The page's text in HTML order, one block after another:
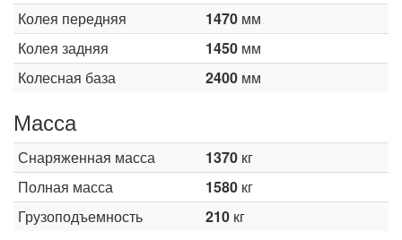
Колея передняя
1470 мм
Колея задняя
1450 мм
Колесная база
2400 мм
Масса
Снаряженная масса 1370 кг
Полная масса
1580 кг
Грузоподъемность
210 кг